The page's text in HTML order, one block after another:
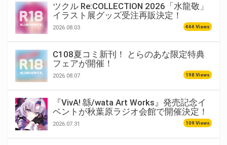
ツクル Re:COLLECTION 2026「水龍敬」
イラスト展グッズ受注再販決定！
2026.08.03 444 Views
C108夏コミ新刊！ とらのあな限定特典
フェアが開催！
2026.08.07 198 Views
『VivA! 緜/wata Art Works』発売記念イ
ベントが秋葉原ラジオ会館で開催決定！
2026.07.31 109 Views